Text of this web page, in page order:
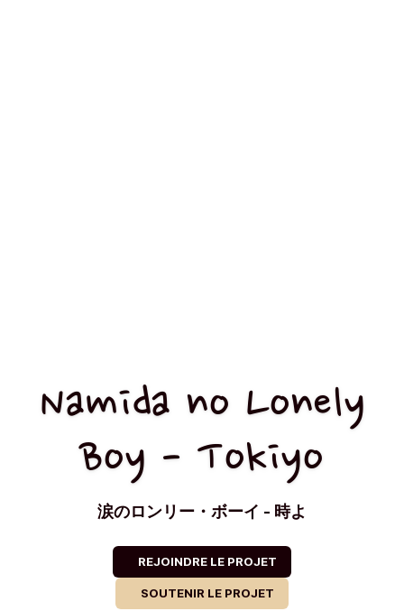
Namida no Lonely
Boy - Tokiyo
涙のロンリー・ボーイ - 時よ
REJOINDRE LE PROJET
SOUTENIR LE PROJET